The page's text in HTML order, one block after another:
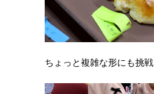
ちょっと複雑な形にも挑戦